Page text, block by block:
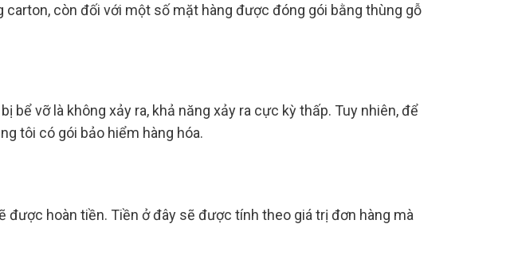
còn đối với một số mặt hàng được đóng gói bằng thùng gỗ
bể vỡ là không xảy ra, khả năng xảy ra cực kỳ thấp. Tuy nhiên, để
tôi có gói bảo hiểm hàng hóa.
được hoàn tiền. Tiền ở đây sẽ được tính theo giá trị đơn hàng mà